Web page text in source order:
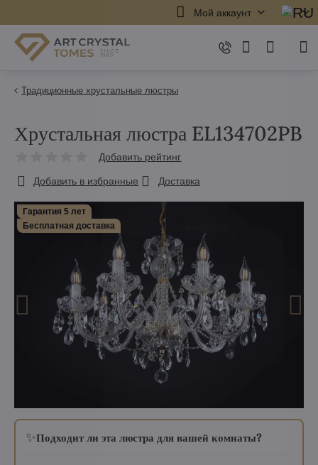
Мой аккаунт
Традиционные хрустальные люстры
Гарантия 5 лет
Бесплатная доставка
✨Подходит ли эта люстра для вашей комнаты?
Хрустальная люстра EL134702PB
Добавить рейтинг
Добавить в избранные Доставка